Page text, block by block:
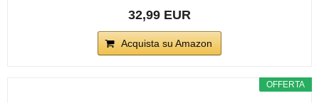
32,99 EUR
Acquista su Amazon
OFFERTA